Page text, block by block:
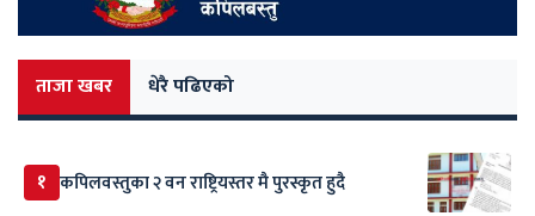
ताजा खबर धेरै पढिएको
१ कपिलवस्तुका २ वन राष्ट्रियस्तर मै पुरस्कृत हुदै